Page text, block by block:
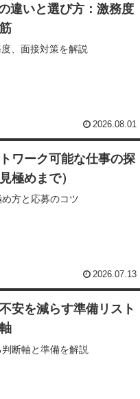
違いと選び方：激務度
、面接対策を解説
2026.08.01
ワーク可能な仕事の探
極めまで）
方と応募のコツ
2026.07.13
安を減らす準備リスト
断軸と準備を解説